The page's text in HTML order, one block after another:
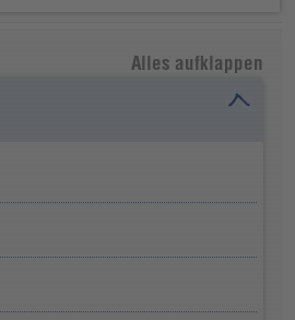
Alles aufklappen